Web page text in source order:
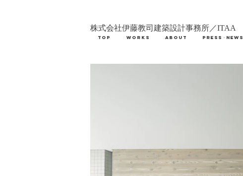
株式会社伊藤教司建築設計事務所／ITAA
TOP WORKS ABOUT PRESS・NEWS